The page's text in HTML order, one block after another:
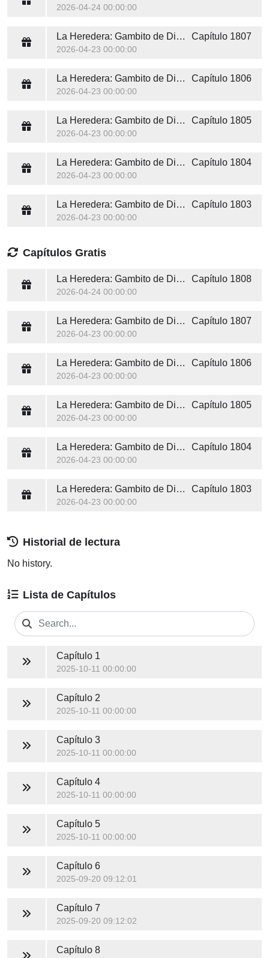
2026-04-24 00:00:00
La Heredera: Gambito de Diamantes Capítulo 1807
2026-04-23 00:00:00
La Heredera: Gambito de Diamantes Capítulo 1806
2026-04-23 00:00:00
La Heredera: Gambito de Diamantes Capítulo 1805
2026-04-23 00:00:00
La Heredera: Gambito de Diamantes Capítulo 1804
2026-04-23 00:00:00
La Heredera: Gambito de Diamantes Capítulo 1803
2026-04-23 00:00:00
Capítulos Gratis
La Heredera: Gambito de Diamantes Capítulo 1808
2026-04-24 00:00:00
La Heredera: Gambito de Diamantes Capítulo 1807
2026-04-23 00:00:00
La Heredera: Gambito de Diamantes Capítulo 1806
2026-04-23 00:00:00
La Heredera: Gambito de Diamantes Capítulo 1805
2026-04-23 00:00:00
La Heredera: Gambito de Diamantes Capítulo 1804
2026-04-23 00:00:00
La Heredera: Gambito de Diamantes Capítulo 1803
2026-04-23 00:00:00
Historial de lectura
No history.
Lista de Capítulos
Capítulo 1
2025-10-11 00:00:00
Capítulo 2
2025-10-11 00:00:00
Capítulo 3
2025-10-11 00:00:00
Capítulo 4
2025-10-11 00:00:00
Capítulo 5
2025-10-11 00:00:00
Capítulo 6
2025-09-20 09:12:01
Capítulo 7
2025-09-20 09:12:02
Capítulo 8